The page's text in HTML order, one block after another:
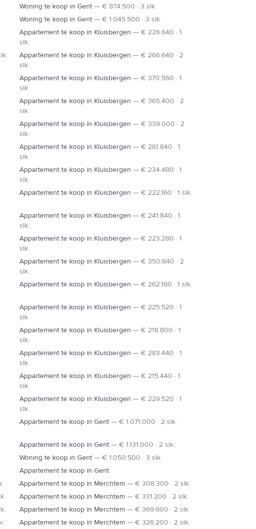
Woning te koop in Gent —€ 874.500 · 3 slk.
Woning te koop in Gent —€ 1.045.500 · 3 slk.
Appartement te koop in Kluisbergen —€ 226.640 · 1
slk.
Appartement te koop in Kluisbergen —€ 266.640 · 2
slk.
Appartement te koop in Kluisbergen —€ 370.560 · 1
slk.
Appartement te koop in Kluisbergen —€ 365.400 · 2
slk.
Appartement te koop in Kluisbergen —€ 339.000 · 2
slk.
Appartement te koop in Kluisbergen —€ 281.840 · 1
slk.
Appartement te koop in Kluisbergen —€ 234.480 · 1
slk.
Appartement te koop in Kluisbergen —€ 222.160 · 1 slk.
Appartement te koop in Kluisbergen —€ 241.840 · 1
slk.
Appartement te koop in Kluisbergen —€ 223.280 · 1
slk.
Appartement te koop in Kluisbergen —€ 350.840 · 2
slk.
Appartement te koop in Kluisbergen —€ 262.160 · 1 slk.
Appartement te koop in Kluisbergen —€ 225.520 · 1
slk.
Appartement te koop in Kluisbergen —€ 218.800 · 1
slk.
Appartement te koop in Kluisbergen —€ 283.440 · 1
slk.
Appartement te koop in Kluisbergen —€ 215.440 · 1
slk.
Appartement te koop in Kluisbergen —€ 229.520 · 1
slk.
Appartement te koop in Gent —€ 1.071.000 · 2 slk.
Appartement te koop in Gent —€ 1.131.000 · 2 slk.
Woning te koop in Gent —€ 1.050.500 · 3 slk.
Appartement te koop in Gent
Appartement te koop in Merchtem —€ 308.300 · 2 slk.
Appartement te koop in Merchtem —€ 331.200 · 2 slk.
Appartement te koop in Merchtem —€ 369.600 · 2 slk.
Appartement te koop in Merchtem —€ 326.200 · 2 slk.